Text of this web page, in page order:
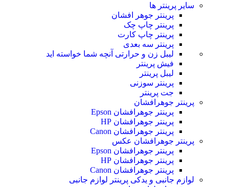
سایر پرینتر ها
پرینتر جوهر افشان
پرینتر چاپ چک
پرینتر چاپ کارت
پرینتر سه بعدی
لیبل زن و حرارتی آنچه شما خواسته اید
فیش پرینتر
لیبل پرینتر
پرینتر سوزنی
جت پرینتر
پرینتر جوهرافشان
پرینتر جوهرافشان Epson
پرینتر جوهرافشان HP
پرینتر جوهرافشان Canon
پرینتر جوهرافشان عکس
پرینتر جوهرافشان Epson
پرینتر جوهرافشان HP
پرینتر جوهرافشان Canon
لوازم جانبی و یدکی پرینتر لوازم جانبی